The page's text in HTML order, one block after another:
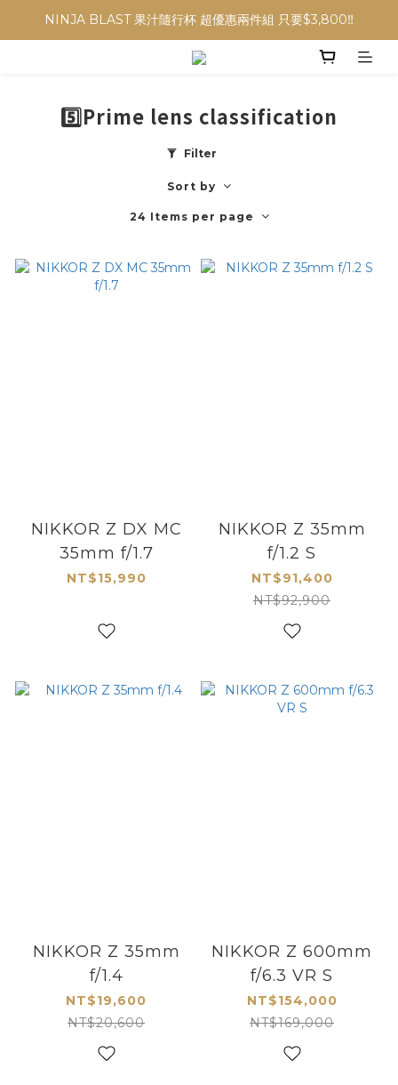
NINJA BLAST 果汁隨行杯 超優惠兩件組 只要$3,800‼️
NINJA BLAST 果汁隨行杯 超優惠兩件組 只要$3,800‼️
✨收藏經典， F接環鏡頭4折起✨
5️⃣Prime lens classification
Filter
Sort by
24 Items per page
NIKKOR Z DX MC
35mm f/1.7
NT$15,990
NIKKOR Z 35mm
f/1.2 S
NT$91,400
NT$92,900
NIKKOR Z 35mm
f/1.4
NT$19,600
NT$20,600
NIKKOR Z 600mm
f/6.3 VR S
NT$154,000
NT$169,000